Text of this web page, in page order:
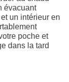
évacuant
un intérieur en
poche et
dans la tard